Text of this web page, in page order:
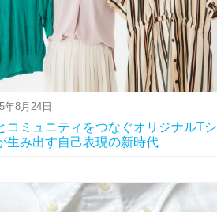
年8月24日
コミュニティをつなぐオリジナルTシ
生み出す自己表現の新時代